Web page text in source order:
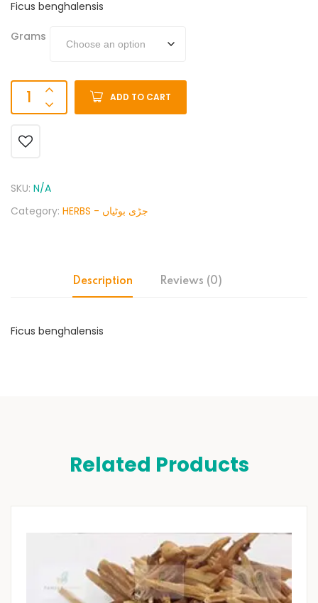
Ficus benghalensis
Grams
ADD TO CART
SKU: N/A
Category:
HERBS - جڑی بوٹیاں
Description Reviews (0)
Ficus benghalensis
Related Products